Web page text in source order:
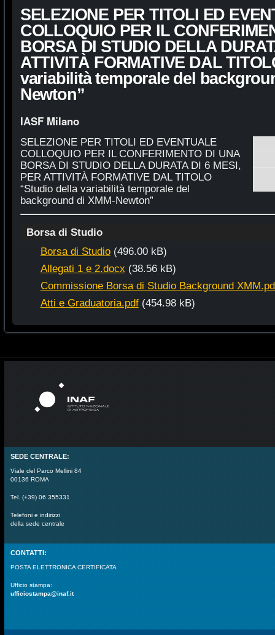
SELEZIONE PER TITOLI ED
COLLOQUIO PER IL
BORSA DI STUDIO DELLA
ATTIVITÀ FORMATIVE DAL
variabilità temporale del
Newton”
IASF Milano
SELEZIONE PER TITOLI ED EVENTUALE
COLLOQUIO PER IL CONFERIMENTO DI UNA
BORSA DI STUDIO DELLA DURATA DI 6 MESI,
PER ATTIVITÀ FORMATIVE DAL TITOLO
“Studio della variabilità temporale del
background di XMM-Newton”
Borsa di Studio
Borsa di Studio (496.00 kB)
Allegati 1 e 2.docx (38.56 kB)
Commissione Borsa di Studio Background
Atti e Graduatoria.pdf (454.98 kB)
SEDE CENTRALE:
Viale del Parco Mellini 84
00136 ROMA
Tel. (+39) 06 355331
Telefoni e indirizzi
della sede centrale
CONTATTI:
POSTA ELETTRONICA CERTIFICATA
Ufficio stampa:
ufficiostampa@inaf.it